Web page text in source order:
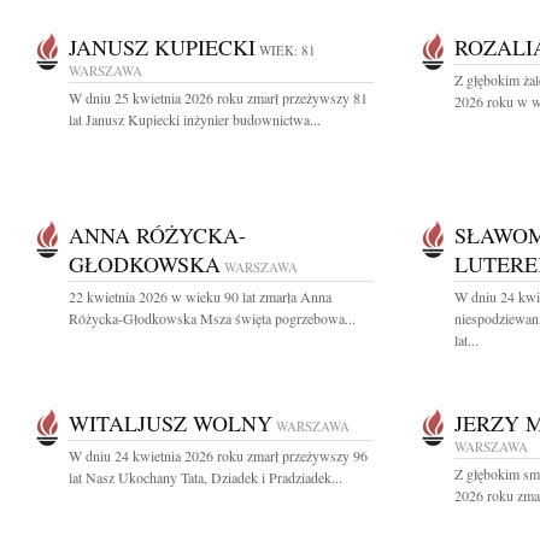
JANUSZ KUPIECKI WIEK: 81
WARSZAWA
W dniu 25 kwietnia 2026 roku zmarł przeżywszy 81
lat Janusz Kupiecki inżynier budownictwa...
Z głębokim
2026 roku w
ANNA RÓŻYCKA-
GŁODKOWSKA WARSZAWA
22 kwietnia 2026 w wieku 90 lat zmarła Anna
Różycka-Głodkowska Msza święta pogrzebowa...
W dniu 24
lat...
WITALJUSZ WOLNY WARSZAWA
W dniu 24 kwietnia 2026 roku zmarł przeżywszy 96
lat Nasz Ukochany Tata, Dziadek i Pradziadek...
JERZY
WARSZAWA
Z głębokim
2026 roku